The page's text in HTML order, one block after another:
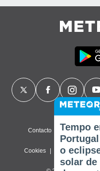
Contacto Sobre nós
Cookies Política de
Tempo
o
solar de